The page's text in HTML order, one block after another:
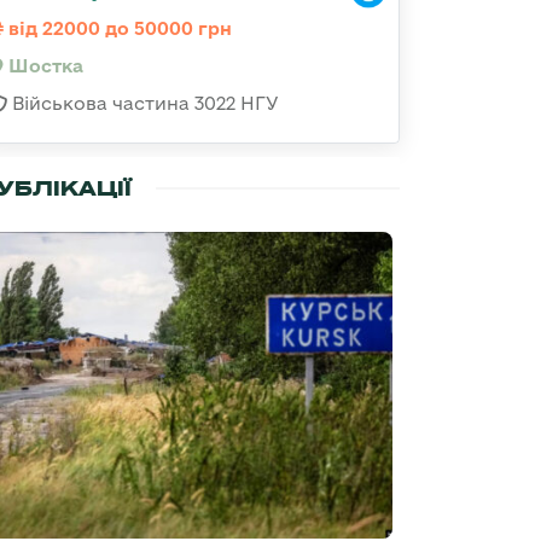
від 22000 до 50000 грн
Шостка
Військова частина 3022 НГУ